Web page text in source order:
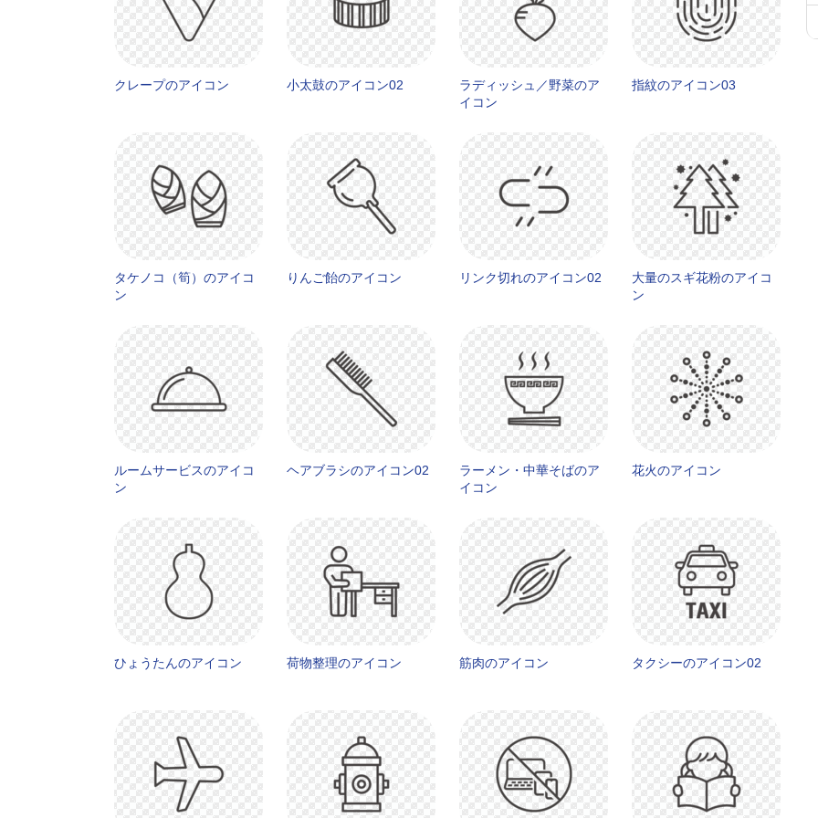
クレープのアイコン 小太鼓のアイコン02
ラディッシュ／野菜のア
イコン
指紋のアイコン03
タケノコ（筍）のアイコ
ン
りんご飴のアイコン リンク切れのアイコン02
大量のスギ花粉のアイコ
ン
ルームサービスのアイコ
ン
ヘアブラシのアイコン02
ラーメン・中華そばのア
イコン
花火のアイコン
ひょうたんのアイコン 荷物整理のアイコン 筋肉のアイコン タクシーのアイコン02